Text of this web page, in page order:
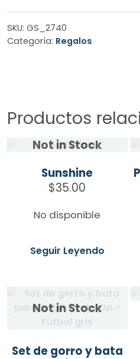
SKU: GS_2740
Categoría: Regalos
Productos
Sunshine
$35.00
No disponible
Seguir Leyendo
Set de gorro y bata